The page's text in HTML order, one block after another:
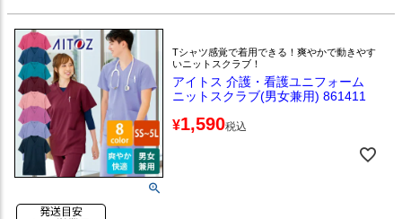
Tシャツ感覚で着用できる！爽やかで動きやす
いニットスクラブ！
アイトス 介護・看護ユニフォーム
ニットスクラブ(男女兼用) 861411
¥1,590税込